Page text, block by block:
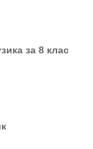
за 8 клас